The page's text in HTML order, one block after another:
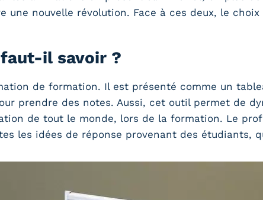
une nouvelle révolution. Face à ces deux, le
il savoir ?
de formation. Il est présenté comme un
prendre des notes. Aussi, cet outil permet de
de tout le monde, lors de la formation. Le
les idées de réponse provenant des étudiants,